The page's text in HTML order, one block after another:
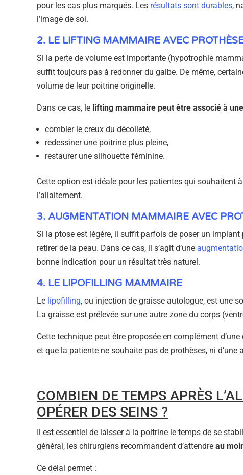
pour les cas plus marqués. Les résultats sont durables,
l’image de soi.
2. LE LIFTING MAMMAIRE AVEC
Si la perte de volume est importante (hypotrophie
suffit toujours pas à redonner du galbe. De même,
volume de leur poitrine originelle.
Dans ce cas, le lifting mammaire peut être associé à
combler le creux du décolleté,
redessiner une poitrine plus pleine,
restaurer une silhouette féminine.
Cette option est idéale pour les patientes qui souhaitent
l’allaitement.
3. AUGMENTATION MAMMAIRE AVEC
Si la ptose est légère, il suffit parfois de poser un
retirer de la peau. Dans ce cas, il s’agit d’une
bonne indication pour un résultat très naturel.
4. LE LIPOFILLING MAMMAIRE
Le lipofilling, ou injection de graisse autologue, est une
La graisse est prélevée sur une autre zone du corps
Cette technique peut être proposée en complément d’une
et que la patiente ne souhaite pas de prothèses, ni
COMBIEN DE TEMPS APRÈS
OPÉRER DES SEINS ?
Il est essentiel de laisser à la poitrine le temps de se
général, les chirurgiens recommandent d’attendre au
Ce délai permet :